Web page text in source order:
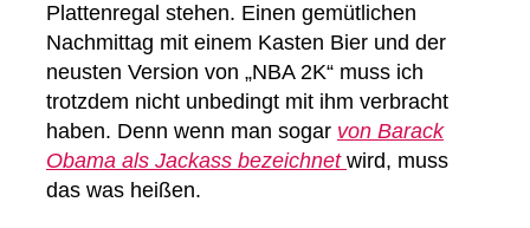
Plattenregal stehen. Einen gemütlichen
Nachmittag mit einem Kasten Bier und der
neusten Version von „NBA 2K“ muss ich
trotzdem nicht unbedingt mit ihm verbracht
haben. Denn wenn man sogar von Barack
Obama als Jackass bezeichnet wird, muss
das was heißen.